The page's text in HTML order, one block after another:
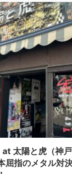
at 太陽と虎（神
屈指のメタル対